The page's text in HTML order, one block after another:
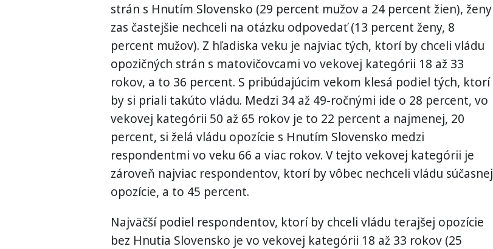
strán s Hnutím Slovensko (29 percent mužov a 24 percent žien), ženy
zas častejšie nechceli na otázku odpovedať (13 percent ženy, 8
percent mužov). Z hľadiska veku je najviac tých, ktorí by chceli vládu
opozičných strán s matovičovcami vo vekovej kategórii 18 až 33
rokov, a to 36 percent. S pribúdajúcim vekom klesá podiel tých, ktorí
by si priali takúto vládu. Medzi 34 až 49-ročnými ide o 28 percent, vo
vekovej kategórii 50 až 65 rokov je to 22 percent a najmenej, 20
percent, si želá vládu opozície s Hnutím Slovensko medzi
respondentmi vo veku 66 a viac rokov. V tejto vekovej kategórii je
zároveň najviac respondentov, ktorí by vôbec nechceli vládu súčasnej
opozície, a to 45 percent.
Najväčší podiel respondentov, ktorí by chceli vládu terajšej opozície
bez Hnutia Slovensko je vo vekovej kategórii 18 až 33 rokov (25